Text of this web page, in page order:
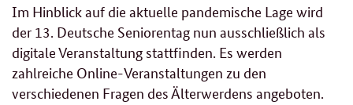
Im Hinblick auf die aktuelle pandemische Lage wird
der 13. Deutsche Seniorentag nun ausschließlich als
digitale Veranstaltung stattfinden. Es werden
zahlreiche Online-Veranstaltungen zu den
verschiedenen Fragen des Älterwerdens angeboten.